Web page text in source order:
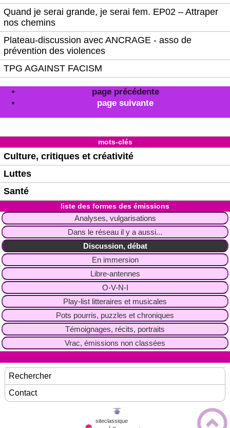
Quand je serai grande, je serai fem. EP02 – Attraper
nos chemins
Plateau-discussion avec ANCRAGE - asso de
prévention des violences
TPG AGAINST FACISM
page précédente
page suivante
mots-clés
Culture, critiques et créativité
Luttes
Santé
liste des formes des émissions
Analyses, vulgarisations
Dans le réseau il y a aussi...
Discussion, débat
En immersion
Libre-antennes
O-V-N-I
Play-list litteraires et musicales
Pots pourris, puzzles et chroniques
Témoignages, récits, portraits
Vrac, émissions non classées
Rechercher
Contact
siteclassique